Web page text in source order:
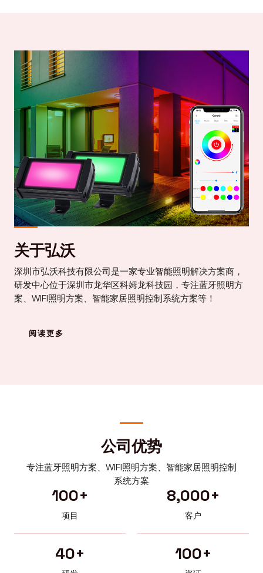
关于弘沃
深圳市弘沃科技有限公司是一家专业智能照明解决方案商，
研发中心位于深圳市龙华区科姆龙科技园，专注蓝牙照明方
案、WIFI照明方案、智能家居照明控制系统方案等！
阅读更多
公司优势
专注蓝牙照明方案、WIFI照明方案、智能家居照明控制
系统方案
100+
项目
8,000+
客户
40+ 100+